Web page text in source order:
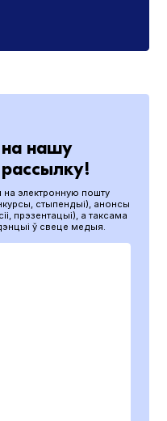
нашу
электронную пошту
стыпендыі), анонсы
прэзентацыі), а таксама
ў свеце медыя.